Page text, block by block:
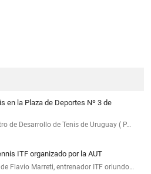
en la Plaza de Deportes Nº 3 de
de Desarrollo de Tenis de Uruguay ( P…
ITF organizado por la AUT
Flavio Marreti, entrenador ITF oriundo…